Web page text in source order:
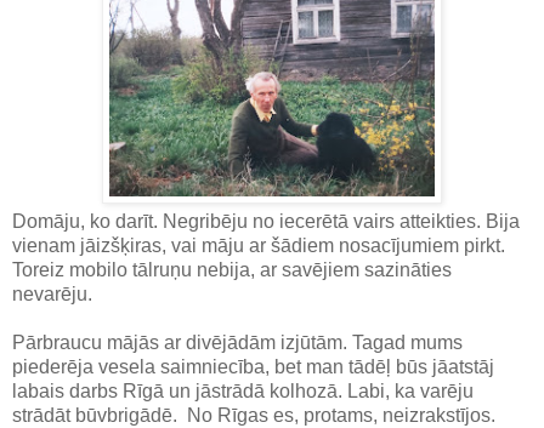
Domāju, ko darīt. Negribēju no iecerētā vairs atteikties. Bija
vienam jāizšķiras, vai māju ar šādiem nosacījumiem pirkt.
Toreiz mobilo tālruņu nebija, ar savējiem sazināties
nevarēju.
Pārbraucu mājās ar divējādām izjūtām. Tagad mums
piederēja vesela saimniecība, bet man tādēļ būs jāatstāj
labais darbs Rīgā un jāstrādā kolhozā. Labi, ka varēju
strādāt būvbrigādē. No Rīgas es, protams, neizrakstījos.